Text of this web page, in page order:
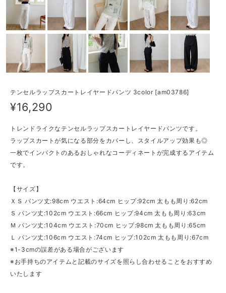
テンセルラップスカートレイヤードパンツ 3color [am03786]
¥16,290
トレンドライクなテンセルラップスカートレイヤードパンツです。
ラップスカートが気になる部分をカバーし、スタイルアップ効果も◎
一枚でインパクトのあるおしゃれなコーディネートが完成するアイテム
です。
【サイズ】
ＸＳ パンツ丈:98cm ウエスト:64cm ヒップ:92cm 太もも周り:62cm
Ｓ パンツ丈:102cm ウエスト:66cm ヒップ:94cm 太もも周り:63cm
Ｍ パンツ丈:104cm ウエスト:70cm ヒップ:98cm 太もも周り:65cm
Ｌ パンツ丈:106cm ウエスト:74cm ヒップ:102cm 太もも周り:67cm
※1-3cmの誤差がある場合がございます
※お手持ちのアイテムと記載のサイズを照らし合わせることをおすすめ
いたします